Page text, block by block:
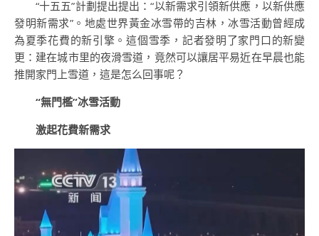
“十五五”計劃提出提出：“以新需求引領新供應，以新供應
發明新需求”。地處世界黃金冰雪帶的吉林，冰雪活動曾經成
為夏季花費的新引擎。這個雪季，記者發明了家門口的新變
更：建在城市里的夜滑雪道，竟然可以讓居平易近在早晨也能
推開家門上雪道，這是怎么回事呢？
“無門檻”冰雪活動
激起花費新需求